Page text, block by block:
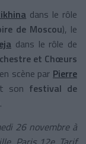
dans le rôle
de Moscou), le
dans le rôle de
et Chœurs
scène par Pierre
son festival de
26 novembre à